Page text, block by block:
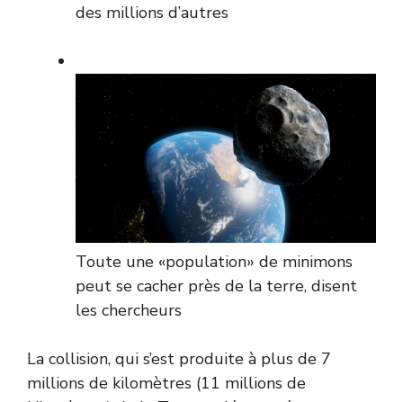
des millions d’autres
Toute une «population» de minimons
peut se cacher près de la terre, disent
les chercheurs
La collision, qui s’est produite à plus de 7
millions de kilomètres (11 millions de